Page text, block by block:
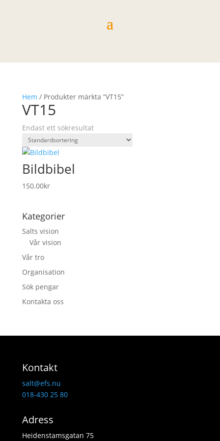
Hem / Produkter märkta ”VT15”
VT15
Endast ett sökresultat
Bildbibel
150.00kr
Kategorier
Salts vision
Vår vision
Vår tro
Organisation
Sök pengar
Kontakta oss
Kontakt
salt@efs.nu
018-430 25 80
Adress
Heidenstamsgatan 75